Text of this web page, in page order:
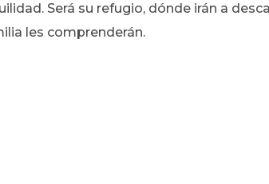
Será su refugio, dónde irán a
les comprenderán.